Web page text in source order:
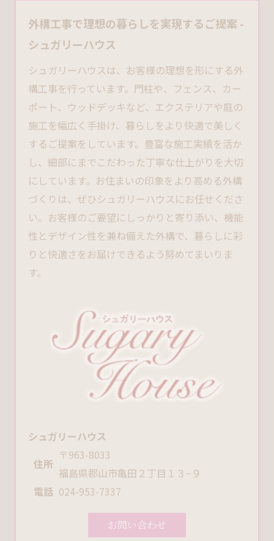
外構工事で理想の暮らしを実現するご提案 -
シュガリーハウス
シュガリーハウスは、お客様の理想を形にする外
構工事を行っています。門柱や、フェンス、カー
ポート、ウッドデッキなど、エクステリアや庭の
施工を幅広く手掛け、暮らしをより快適で美しく
するご提案をしています。豊富な施工実績を活か
し、細部にまでこだわった丁寧な仕上がりを大切
にしています。お住まいの印象をより高める外構
づくりは、ぜひシュガリーハウスにお任せくださ
い。お客様のご要望にしっかりと寄り添い、機能
性とデザイン性を兼ね備えた外構で、暮らしに彩
りと快適さをお届けできるよう努めてまいりま
す。
シュガリーハウス
住所
〒963-8033
福島県郡山市亀田２丁目１３−９
電話 024-953-7337
お問い合わせ